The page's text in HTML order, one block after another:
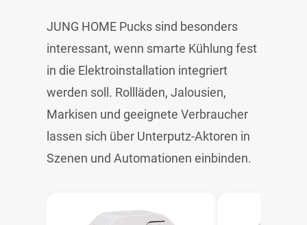
JUNG HOME Pucks sind besonders
interessant, wenn smarte Kühlung fest
in die Elektroinstallation integriert
werden soll. Rollläden, Jalousien,
Markisen und geeignete Verbraucher
lassen sich über Unterputz-Aktoren in
Szenen und Automationen einbinden.